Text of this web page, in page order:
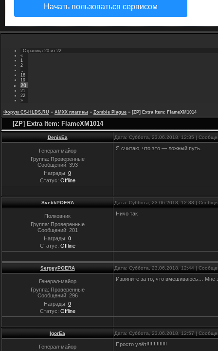
Начать пользоваться сервисом
Страница 20 из 22
«
1
2
18
19
20
21
22
»
Форум CS-HLDS.RU » AMXX плагины » Zombie Plague » [ZP] Extra Item: FlameXM1014
[ZP] Extra Item: FlameXM1014
DenisEa Дата: Суббота, 23.06.2018, 12:35 |
Генерал-майор
Группа: Проверенные
Сообщений: 393
Награды: 0
Статус: Offline
Я считаю, что это — ложный путь.
SvetikPOERA Дата: Суббота, 23.06.2018, 12:38 |
Полковник
Группа: Проверенные
Сообщений: 201
Награды: 0
Статус: Offline
Ничо так
SergeyPOERA Дата: Суббота, 23.06.2018, 12:44 |
Генерал-майор
Группа: Проверенные
Сообщений: 296
Награды: 0
Статус: Offline
Извините за то, что вмешиваюсь… Мне
IgorEa Дата: Суббота, 23.06.2018, 12:57 |
Генерал-майор
Просто улёт!!!!!!!!!!!!!!